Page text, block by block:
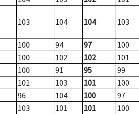
103 104 104 103
100 94 97
100
100 102 102
101
100 91 95
99
101 103 101
100
96 104 100
97
103 101 101 100